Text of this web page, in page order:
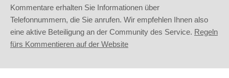
Kommentare erhalten Sie Informationen über
Telefonnummern, die Sie anrufen. Wir empfehlen Ihnen also
eine aktive Beteiligung an der Community des Service. Regeln
fürs Kommentieren auf der Website